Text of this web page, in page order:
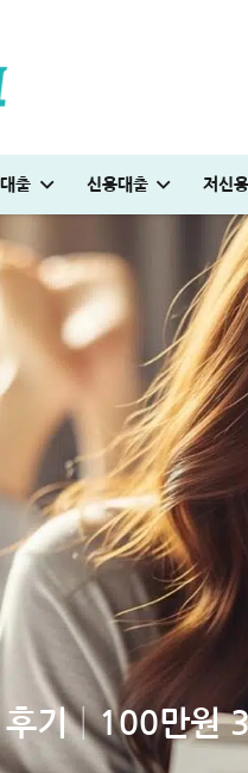
출 신용대출 저신
후기│100만원